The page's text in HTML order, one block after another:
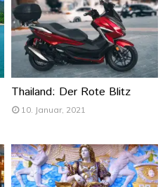
Thailand: Der Rote Blitz
10. Januar, 2021